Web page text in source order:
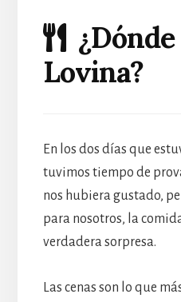
Lovina?
En los dos días que
tuvimos tiempo de
nos hubiera gustado,
para nosotros, la
verdadera sorpresa.
Las cenas son lo que